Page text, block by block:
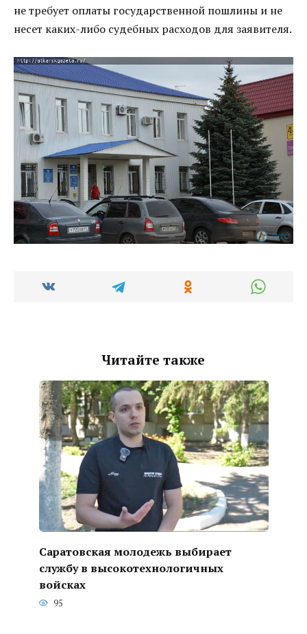
не требует оплаты государственной пошлины и не
несет каких-либо судебных расходов для заявителя.
Читайте также
Саратовская молодежь выбирает
службу в высокотехнологичных
войсках
95